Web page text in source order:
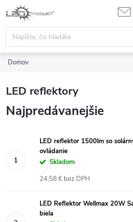
Prejsť
na
obsah
Domov
LED reflektory
Najpredávanejšie
LED reflektor 1500lm so
ovládanie
Skladom
24,58 € bez DPH
LED Reflektor Wellmax 20W
biela